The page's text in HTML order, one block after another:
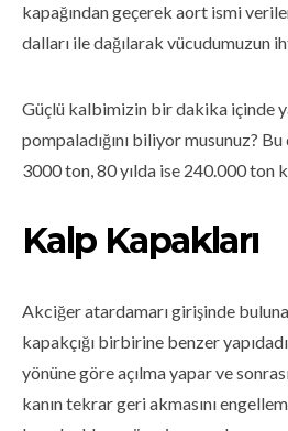
kapağından geçerek aort ismi
dalları ile dağılarak vücudumuzun
Güçlü kalbimizin bir dakika içinde
pompaladığını biliyor musunuz?
3000 ton, 80 yılda ise 240.000 ton
Kalp Kapakları
Akciğer atardamarı girişinde
kapakçığı birbirine benzer
yönüne göre açılma yapar ve
kanın tekrar geri akmasını